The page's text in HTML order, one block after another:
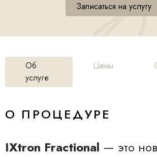
Записаться на услугу
Об
услуге
Цены
О ПРОЦЕДУРЕ
IXtron Fractional — это